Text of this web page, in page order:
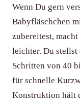
Wenn Du gern
Babyfläschchen
zubereitest,
leichter. Du stellst
Schritten von 40
für schnelle
Konstruktion hält